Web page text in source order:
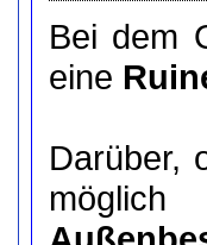
Bei dem
eine
Darüber,